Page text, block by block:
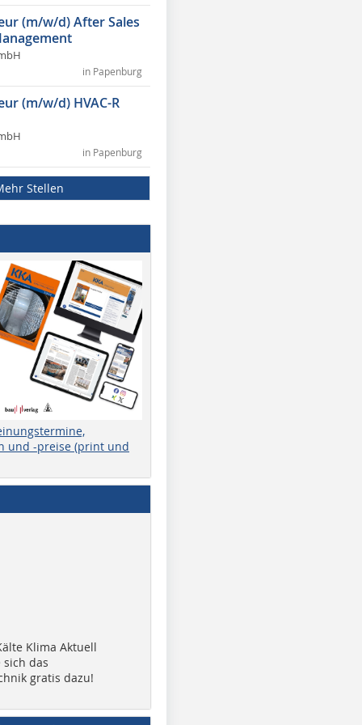
(m/w/d) After Sales
in Papenburg
(m/w/d) HVAC-R
in Papenburg
Stellen
und -preise (print und
Klima Aktuell
sich das
gratis dazu!